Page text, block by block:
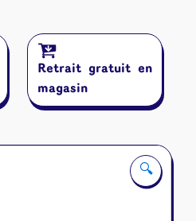
🔍
Retrait gratuit en
magasin